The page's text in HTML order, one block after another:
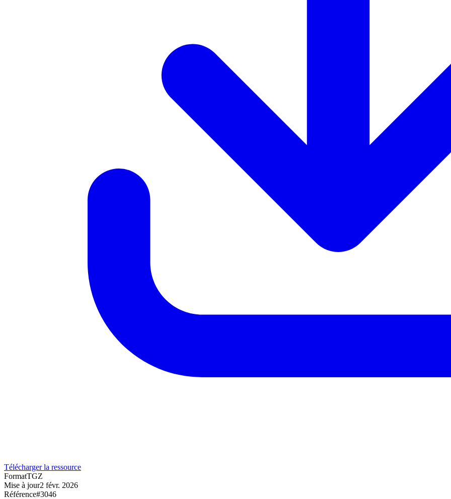
Télécharger la ressource
FormatTGZ
Mise à jour2 févr. 2026
Référence#3046